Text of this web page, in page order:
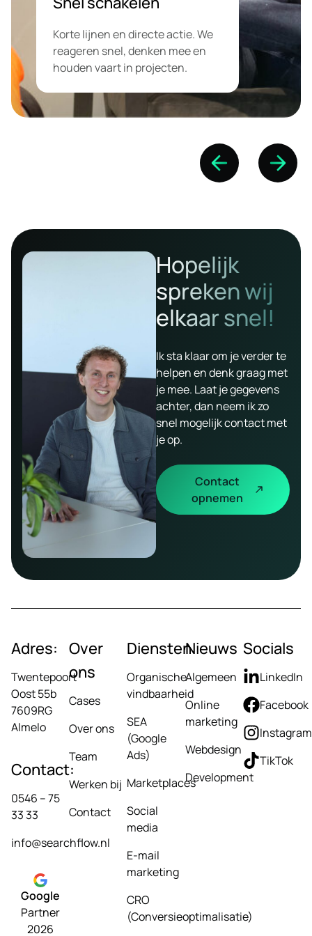
Korte lijnen en directe actie. We
reageren snel, denken mee en
houden vaart in projecten.
Hopelijk
spreken wij
elkaar snel!
Ik sta klaar om je verder te
helpen en denk graag met
je mee. Laat je gegevens
achter, dan neem ik zo
snel mogelijk contact met
je op.
Contact
opnemen
Adres:
Twentepoort
Oost 55b
7609RG
Almelo
Contact:
0546 – 75
33 33
info@searchflow.nl
Google
Partner
2026
Over
ons
Cases
Over ons
Team
Werken bij
Contact
Diensten
Organische
vindbaarheid
SEA
(Google
Ads)
Marketplaces
Social
media
E-mail
marketing
CRO
(Conversieoptimalisatie)
Nieuws
Algemeen
Online
marketing
Webdesign
Development
Socials
LinkedIn
Facebook
Instagram
TikTok